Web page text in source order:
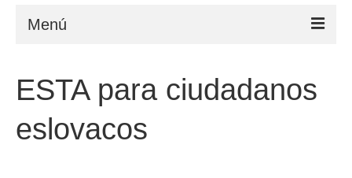
Menú
Requisitos
FAQ
ESTA para ciudadanos
eslovacos